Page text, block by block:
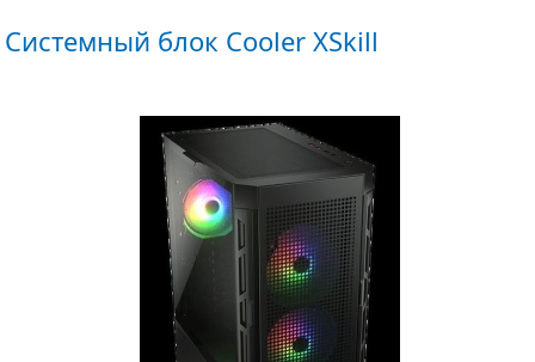
Системный блок Cooler XSkill